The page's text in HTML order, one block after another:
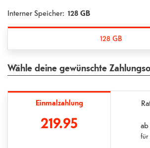
Interner Speicher: 128 GB
128 GB
Wähle deine gewünschte
Einmalzahlung
219.95 ab
für